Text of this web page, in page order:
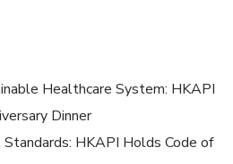
Healthcare System: HKAPI
Dinner
HKAPI Holds Code of